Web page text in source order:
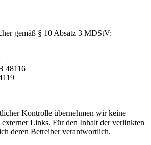
gemäß § 10 Absatz 3 MDStV:
48116
Kontrolle übernehmen wir keine
Links. Für den Inhalt der verlinkten
deren Betreiber verantwortlich.